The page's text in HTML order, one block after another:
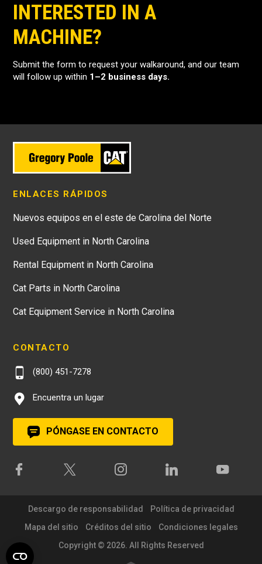
INTERESTED IN A
MACHINE?
Submit the form to request your walkaround, and our team
will follow up within 1–2 business days.
ENLACES RÁPIDOS
Nuevos equipos en el este de Carolina del Norte
Used Equipment in North Carolina
Rental Equipment in North Carolina
Cat Parts in North Carolina
Cat Equipment Service in North Carolina
CONTACTO
(800) 451-7278
Encuentra un lugar
PÓNGASE EN CONTACTO
Descargo de responsabilidad
Política de privacidad
Mapa del sitio
Créditos del sitio
Condiciones legales
Copyright © 2026. All Rights Reserved